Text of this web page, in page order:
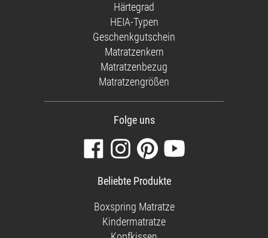
Härtegrad
HEIA-Typen
Geschenkgutschein
Matratzenkern
Matratzenbezug
Matratzengrößen
Folge uns
Besuchen
Sie
unsere
Seite
Folgen
Sie
uns
Instagram
Finden
Sie
uns
Pinterest
Sehen
Beliebte Produkte
Boxspring Matratze
Kindermatratze